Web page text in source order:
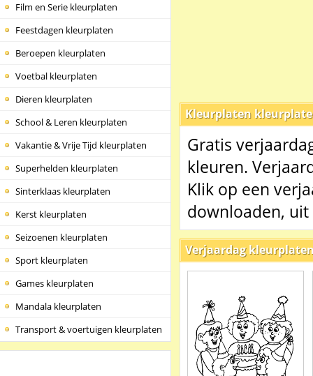
Film en Serie kleurplaten
Feestdagen kleurplaten
Beroepen kleurplaten
Voetbal kleurplaten
Dieren kleurplaten
School & Leren kleurplaten
Vakantie & Vrije Tijd kleurplaten
Superhelden kleurplaten
Sinterklaas kleurplaten
Kerst kleurplaten
Seizoenen kleurplaten
Sport kleurplaten
Games kleurplaten
Mandala kleurplaten
Transport & voertuigen kleurplaten
Kleurplaten
Gratis
kleuren.
Klik op een
downloaden,
Verjaardag